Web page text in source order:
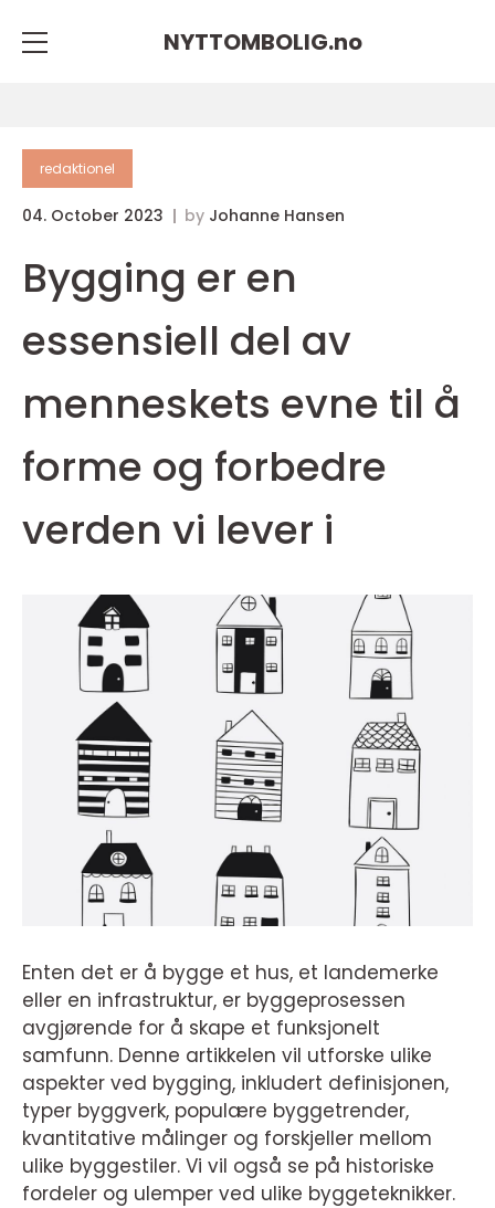
NYTTOMBOLIG.no
redaktionel
04. October 2023 by Johanne Hansen
Bygging er en
essensiell del av
menneskets evne til å
forme og forbedre
verden vi lever i
Enten det er å bygge et hus, et landemerke
eller en infrastruktur, er byggeprosessen
avgjørende for å skape et funksjonelt
samfunn. Denne artikkelen vil utforske ulike
aspekter ved bygging, inkludert definisjonen,
typer byggverk, populære byggetrender,
kvantitative målinger og forskjeller mellom
ulike byggestiler. Vi vil også se på historiske
fordeler og ulemper ved ulike byggeteknikker.